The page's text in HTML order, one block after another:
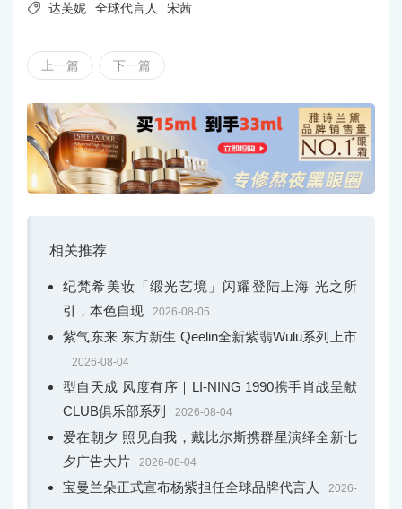
 达芙妮 全球代言人 宋茜
上一篇 下一篇
相关推荐
纪梵希美妆「缎光艺境」闪耀登陆上海 光之所
引，本色自现
2026-08-05
紫气东来 东方新生 Qeelin全新紫翡Wulu系列上市
2026-08-04
型自天成 风度有序｜LI-NING 1990携手肖战呈献
CLUB俱乐部系列
2026-08-04
爱在朝夕 照见自我，戴比尔斯携群星演绎全新七
夕广告大片
2026-08-04
宝曼兰朵正式宣布杨紫担任全球品牌代言人 2026-